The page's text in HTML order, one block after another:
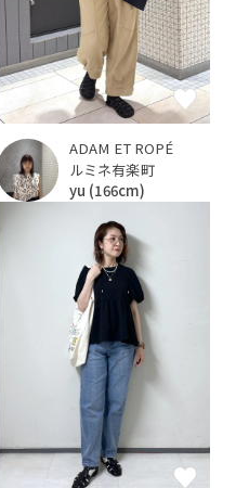
ADAM ET ROPÉ
ルミネ有楽町
yu (166cm)